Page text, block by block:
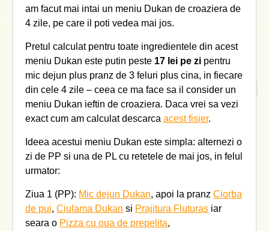
am facut mai intai un meniu Dukan de croaziera de
4 zile, pe care il poti vedea mai jos.
Pretul calculat pentru toate ingredientele din acest
meniu Dukan este putin peste 17 lei pe zi pentru
mic dejun plus pranz de 3 feluri plus cina, in fiecare
din cele 4 zile – ceea ce ma face sa il consider un
meniu Dukan ieftin de croaziera. Daca vrei sa vezi
exact cum am calculat descarcaacest fisier.
Ideea acestui meniu Dukan este simpla: alternezi o
zi de PP si una de PL cu retetele de mai jos, in felul
urmator:
Ziua 1 (PP): Mic dejun Dukan, apoi la pranzCiorba
de pui,Ciulama Dukan si Prajitura Fluturas iar
seara o Pizza cu oua de prepelita,